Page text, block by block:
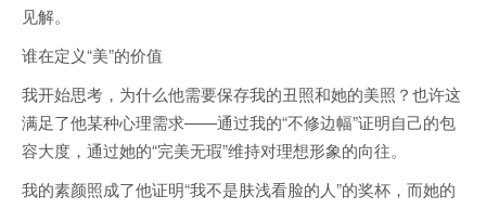
见解。
谁在定义“美”的价值
我开始思考，为什么他需要保存我的丑照和她的美照？也许这
满足了他某种心理需求——通过我的“不修边幅”证明自己的包
容大度，通过她的“完美无瑕”维持对理想形象的向往。
我的素颜照成了他证明“我不是肤浅看脸的人”的奖杯，而她的